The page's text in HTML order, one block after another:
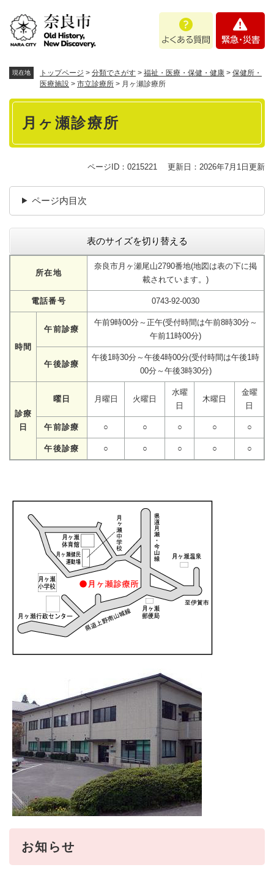
あ
問
・
現在地 トップページ > 分類でさがす > 福祉・医療・保健・健康 > 保健所・
医療施設 > 市立診療所 > 月ヶ瀬診療所
本
月ヶ瀬診療所
ページID：0215221 更新日：2026年7月1日更新
ページ内目次
表のサイズを切り替える
所在地
奈良市月ヶ瀬尾山2790番地(地図は表の下に掲
載されています。)
電話番号 0743-92-0030
時間
午前診療
午前9時00分～正午(受付時間は午前8時30分～
午前11時00分)
午後診療
午後1時30分～午後4時00分(受付時間は午後1時
00分～午後3時30分)
診療
日
曜日 月曜日 火曜日
水曜
日
木曜日
金曜
日
午前診療 ○ ○ ○ ○ ○
午後診療 ○ ○ ○ ○ ○
お知らせ